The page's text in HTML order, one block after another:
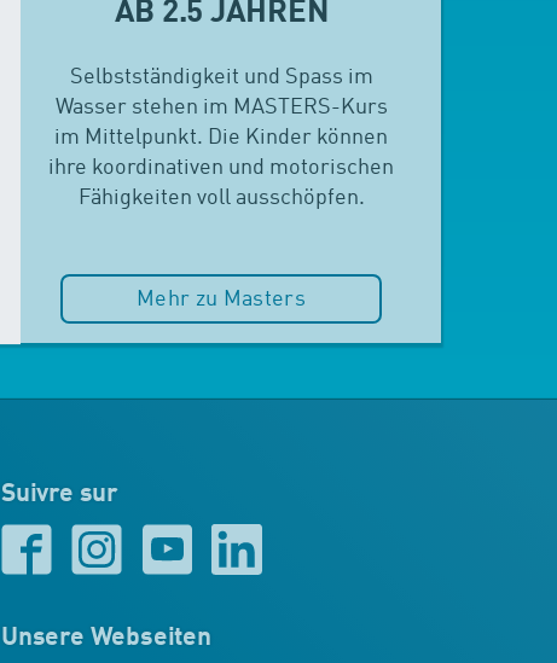
AB 2.5 JAHREN
Selbstständigkeit und Spass im
Wasser stehen im MASTERS-Kurs
im Mittelpunkt. Die Kinder können
ihre koordinativen und motorischen
Fähigkeiten voll ausschöpfen.
Mehr zu Masters
Suivre sur
Unsere Webseiten